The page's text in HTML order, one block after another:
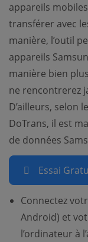
appareils
transférer avec
manière, l’outil
appareils
manière bien plus
ne rencontrerez
D’ailleurs, selon
DoTrans, il est
de données
Essai
Connectez
Android) et
l’ordinateur à